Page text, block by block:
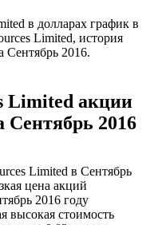
в долларах график в
Limited, история
2016.
Limited акции
Сентябрь 2016
Limited в Сентябрь
цена акций
2016 году
высокая стоимость